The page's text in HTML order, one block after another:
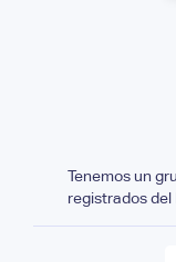
Tenemos un
registrados del